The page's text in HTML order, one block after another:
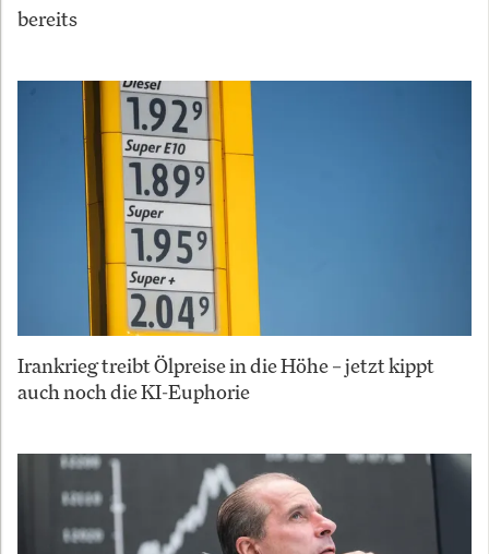
bereits
Irankrieg treibt Ölpreise in die Höhe – jetzt kippt
auch noch die KI-Euphorie